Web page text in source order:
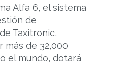
Alfa 6, el sistema
de
Taxitronic,
más de 32,000
el mundo, dotará